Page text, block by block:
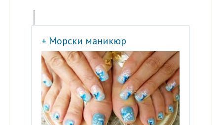
+ Морски маникюр